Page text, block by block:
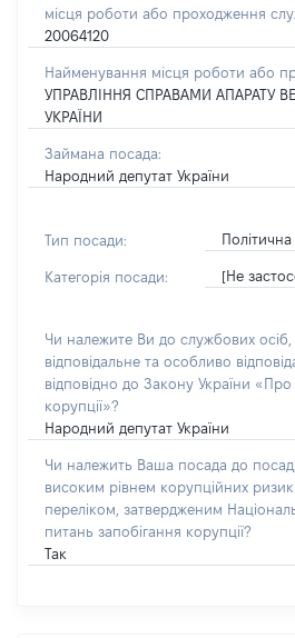
місця роботи або проходження
20064120
Найменування місця роботи або
УПРАВЛІННЯ СПРАВАМИ АПАРАТУ
УКРАЇНИ
Займана посада:
Народний депутат України
Тип посади:
Категорія посади: [Не
Чи належите Ви до службових осіб,
відповідальне та особливо
відповідно до Закону України «Про
корупції»?
Народний депутат України
Чи належить Ваша посада до
високим рівнем корупційних
переліком, затвердженим
питань запобігання корупції?
Так